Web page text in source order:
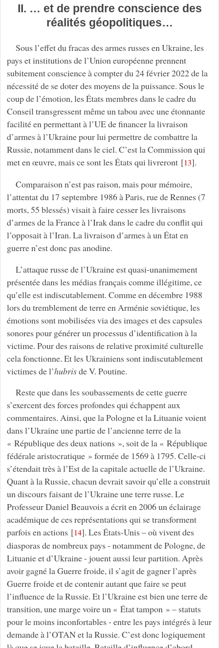
II. … et de prendre conscience des
réalités géopolitiques…
Sous l’effet du fracas des armes russes en Ukraine, les
pays et institutions de l’Union européenne prennent
subitement conscience à compter du 24 février 2022 de la
nécessité de se doter des moyens de la puissance. Sous le
coup de l’émotion, les États membres dans le cadre du
Conseil transgressent même un tabou avec une étonnante
facilité en permettant à l’UE de financer la livraison
d’armes à l’Ukraine pour lui permettre de combattre la
Russie, notamment dans le ciel. C’est la Commission qui
met en œuvre, mais ce sont les États qui livreront[13].
Comparaison n’est pas raison, mais pour mémoire,
l’attentat du 17 septembre 1986 à Paris, rue de Rennes (7
morts, 55 blessés) visait à faire cesser les livraisons
d’armes de la France à l’Irak dans le cadre du conflit qui
l’opposait à l’Iran. La livraison d’armes à un État en
guerre n’est donc pas anodine.
L’attaque russe de l’Ukraine est quasi-unanimement
présentée dans les médias français comme illégitime, ce
qu’elle est indiscutablement. Comme en décembre 1988
lors du tremblement de terre en Arménie soviétique, les
émotions sont mobilisées via des images et des capsules
sonores pour générer un processus d’identification à la
victime. Pour des raisons de relative proximité culturelle
cela fonctionne. Et les Ukrainiens sont indiscutablement
victimes de l’hubrisde V. Poutine.
Reste que dans les soubassements de cette guerre
s’exercent des forces profondes qui échappent aux
commentaires. Ainsi, que la Pologne et la Lituanie voient
dans l’Ukraine une partie de l’ancienne terre de la
« République des deux nations », soit de la « République
fédérale aristocratique » formée de 1569 à 1795. Celle-ci
s’étendait très à l’Est de la capitale actuelle de l’Ukraine.
Quant à la Russie, chacun devrait savoir qu’elle a construit
un discours faisant de l’Ukraine une terre russe. Le
Professeur Daniel Beauvois a écrit en 2006 un éclairage
académique de ces représentations qui se transforment
parfois en actions [14]. Les États-Unis – où vivent des
diasporas de nombreux pays - notamment de Pologne, de
Lituanie et d’Ukraine - jouent aussi leur partition. Après
avoir gagné la Guerre froide, il s’agit de gagner l’après
Guerre froide et de contenir autant que faire se peut
l’influence de la Russie. Et l’Ukraine est bien une terre de
transition, une marge voire un « État tampon » – statuts
pour le moins inconfortables - entre les pays intégrés à leur
demande à l’OTAN et la Russie. C’est donc logiquement